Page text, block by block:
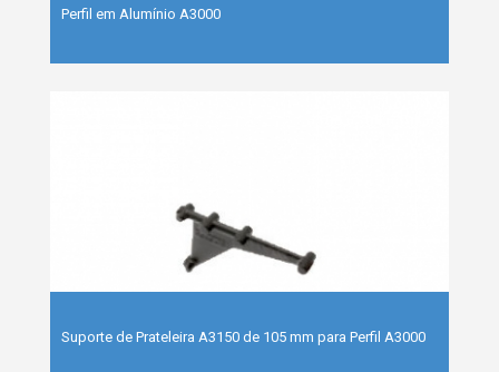
Perfil em Alumínio A3000
Suporte de Prateleira A3150 de 105 mm para Perfil A3000